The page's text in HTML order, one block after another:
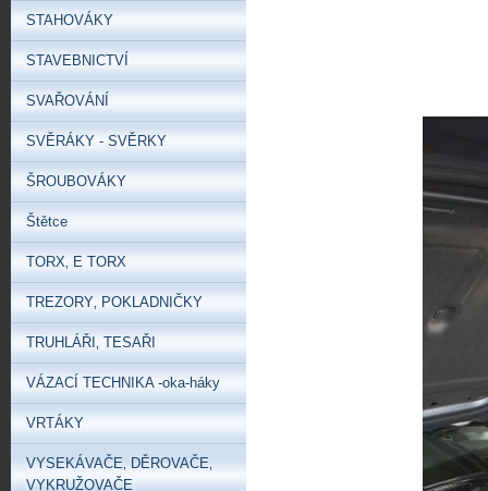
STAHOVÁKY
STAVEBNICTVÍ
SVAŘOVÁNÍ
SVĚRÁKY - SVĚRKY
ŠROUBOVÁKY
Štětce
TORX‚ E TORX
TREZORY‚ POKLADNIČKY
TRUHLÁŘI‚ TESAŘI
VÁZACÍ TECHNIKA -oka-háky
VRTÁKY
VYSEKÁVAČE‚ DĚROVAČE‚
VYKRUŽOVAČE